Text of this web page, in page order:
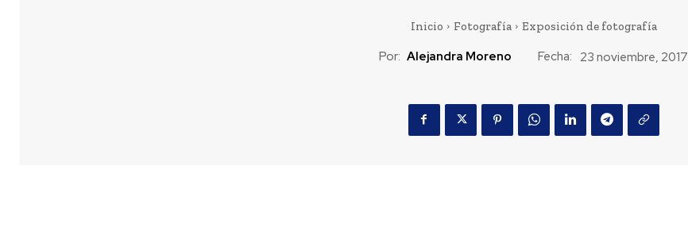
Inicio Fotografía Exposición de fotografía
Por: Alejandra Moreno Fecha: 23 noviembre, 2017